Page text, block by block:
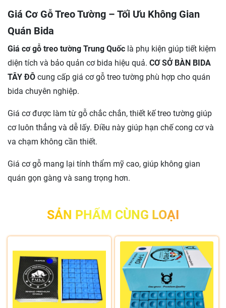
Giá Cơ Gỗ Treo Tường – Tối Ưu Không Gian
Quán Bida
Giá cơ gỗ treo tường Trung Quốc là phụ kiện giúp tiết kiệm
diện tích và bảo quản cơ bida hiệu quả. CƠ SỞ BÀN BIDA
TÂY ĐÔ cung cấp giá cơ gỗ treo tường phù hợp cho quán
bida chuyên nghiệp.
Giá cơ được làm từ gỗ chắc chắn, thiết kế treo tường giúp
cơ luôn thẳng và dễ lấy. Điều này giúp hạn chế cong cơ và
va chạm không cần thiết.
Giá cơ gỗ mang lại tính thẩm mỹ cao, giúp không gian
quán gọn gàng và sang trọng hơn.
SẢN PHẨM CÙNG LOẠI